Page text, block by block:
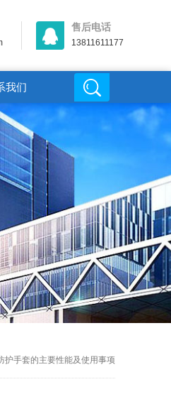
售后电话
13811611177
我们
护手套的主要性能及使用事项